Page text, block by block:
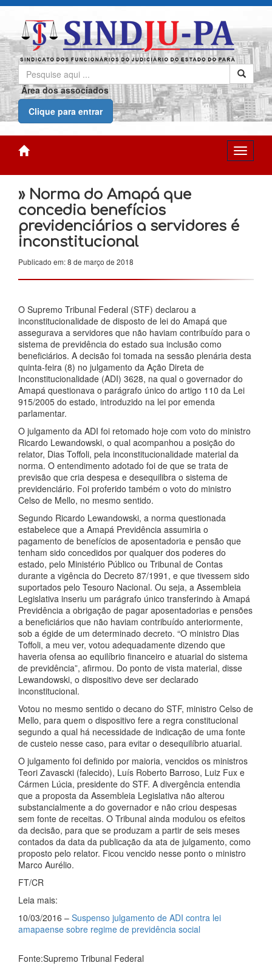
Área dos associados
Clique para entrar
» Norma do Amapá que
concedia benefícios
previdenciários a servidores é
inconstitucional
Publicado em: 8 de março de 2018
O Supremo Tribunal Federal (STF) declarou a
inconstitucionalidade de disposto de lei do Amapá que
assegurava a servidores que não haviam contribuído para o
sistema de previdência do estado sua inclusão como
beneficiários. A decisão foi tomada na sessão plenária desta
quinta-feira (8) no julgamento da Ação Direta de
Inconstitucionalidade (ADI) 3628, na qual o governador do
Amapá questionava o parágrafo único do artigo 110 da Lei
915/2005 do estado, introduzido na lei por emenda
parlamentar.
O julgamento da ADI foi retomado hoje com voto do ministro
Ricardo Lewandowski, o qual acompanhou a posição do
relator, Dias Toffoli, pela inconstitucionalidade material da
norma. O entendimento adotado foi de que se trata de
previsão que cria despesa e desequilibra o sistema de
previdenciário. Foi proferido também o voto do ministro
Celso de Mello, no mesmo sentido.
Segundo Ricardo Lewandowski, a norma questionada
estabelece que a Amapá Previdência assumiria o
pagamento de benefícios de aposentadoria e pensão que
tenham sido concedidos por qualquer dos poderes do
estado, pelo Ministério Público ou Tribunal de Contas
durante a vigência do Decreto 87/1991, e que tivessem sido
suportados pelo Tesouro Nacional. Ou seja, a Assembleia
Legislativa inseriu um parágrafo único transferindo à Amapá
Previdência a obrigação de pagar aposentadorias e pensões
a beneficiários que não haviam contribuído anteriormente,
sob a égide de um determinado decreto. “O ministro Dias
Toffoli, a meu ver, votou adequadamente dizendo que
haveria ofensa ao equilíbrio financeiro e atuarial do sistema
de previdência”, afirmou. Do ponto de vista material, disse
Lewandowski, o dispositivo deve ser declarado
inconstitucional.
Votou no mesmo sentido o decano do STF, ministro Celso de
Mello, para quem o dispositivo fere a regra constitucional
segundo a qual há necessidade de indicação de uma fonte
de custeio nesse caso, para evitar o desequilíbrio atuarial.
O julgamento foi definido por maioria, vencidos os ministros
Teori Zavascki (falecido), Luís Roberto Barroso, Luiz Fux e
Cármen Lúcia, presidente do STF. A divergência entendia
que a proposta da Assembleia Legislativa não alterou
substancialmente a do governador e não criou despesas
sem fonte de receitas. O Tribunal ainda modulou os efeitos
da decisão, para que se produzam a partir de seis meses
contados da data da publicação da ata de julgamento, como
proposto pelo relator. Ficou vencido nesse ponto o ministro
Marco Aurélio.
FT/CR
Leia mais:
10/03/2016 – Suspenso julgamento de ADI contra lei
amapaense sobre regime de previdência social
Fonte:Supremo Tribunal Federal